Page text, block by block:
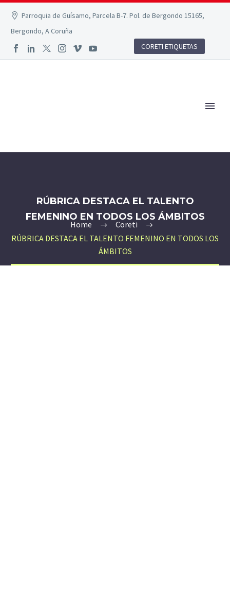
Parroquia de Guísamo, Parcela B-7. Pol. de Bergondo 15165,
Bergondo, A Coruña
CORETI ETIQUETAS
RÚBRICA DESTACA EL TALENTO
FEMENINO EN TODOS LOS ÁMBITOS
Home
Coreti
RÚBRICA DESTACA EL TALENTO FEMENINO EN TODOS LOS
ÁMBITOS